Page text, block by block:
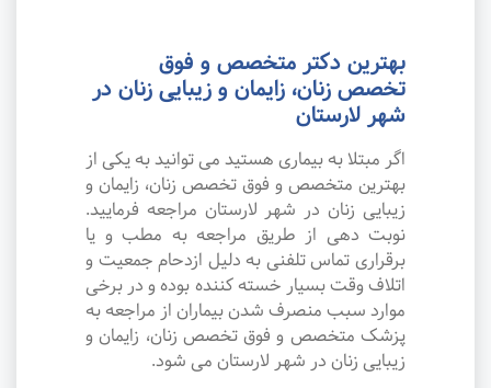
بهترین دکتر متخصص و فوق
تخصص زنان، زایمان و زیبایی زنان در
شهر لارستان
اگر مبتلا به بیماری هستید می توانید به یکی از
بهترین متخصص و فوق تخصص زنان، زایمان و
زیبایی زنان در شهر لارستان مراجعه فرمایید.
نوبت دهی از طریق مراجعه به مطب و یا
برقراری تماس تلفنی به دلیل ازدحام جمعیت و
اتلاف وقت بسیار خسته کننده بوده و در برخی
موارد سبب منصرف شدن بیماران از مراجعه به
پزشک متخصص و فوق تخصص زنان، زایمان و
زیبایی زنان در شهر لارستان می شود.